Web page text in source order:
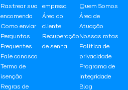
Rastrear sua
encomenda
Como enviar
Perguntas
Frequentes
Fale conosco
Termo de
isenção
Regras de
empresa
Área do
cliente
Recuperação
de senha
Quem Somos
Área de
Atuação
Nossas rotas
Política de
privacidade
Programa de
Integridade
Blog